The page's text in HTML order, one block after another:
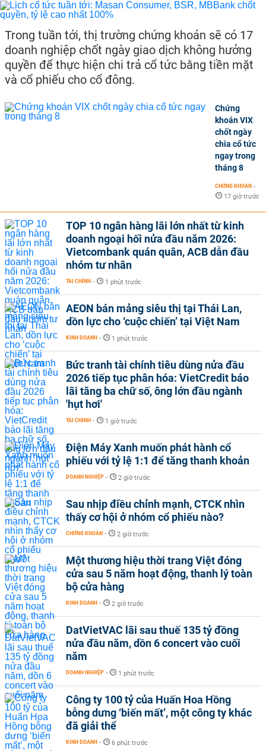
Trong tuần tới, thị trường chứng khoán sẽ có 17
doanh nghiệp chốt ngày giao dịch không hưởng
quyền để thực hiện chi trả cổ tức bằng tiền mặt
và cổ phiếu cho cổ đông.
Chứng
khoán VIX
chốt ngày
chia cổ tức
ngay trong
tháng 8
CHỨNG KHOÁN -
17 giờ trước
TOP 10 ngân hàng lãi lớn nhất từ kinh
doanh ngoại hối nửa đầu năm 2026:
Vietcombank quán quân, ACB dẫn đầu
nhóm tư nhân
TÀI CHÍNH - 1 phút trước
AEON bán mảng siêu thị tại Thái Lan,
dồn lực cho ‘cuộc chiến’ tại Việt Nam
KINH DOANH - 1 phút trước
Bức tranh tài chính tiêu dùng nửa đầu
2026 tiếp tục phân hóa: VietCredit báo
lãi tăng ba chữ số, ông lớn đầu ngành
'hụt hơi'
TÀI CHÍNH - 1 giờ trước
Điện Máy Xanh muốn phát hành cổ
phiếu với tỷ lệ 1:1 để tăng thanh khoản
DOANH NGHIỆP - 2 giờ trước
Sau nhịp điều chỉnh mạnh, CTCK nhìn
thấy cơ hội ở nhóm cổ phiếu nào?
CHỨNG KHOÁN - 2 giờ trước
Một thương hiệu thời trang Việt đóng
cửa sau 5 năm hoạt động, thanh lý toàn
bộ cửa hàng
KINH DOANH - 2 giờ trước
DatVietVAC lãi sau thuế 135 tỷ đồng
nửa đầu năm, dồn 6 concert vào cuối
năm
DOANH NGHIỆP - 1 phút trước
Công ty 100 tỷ của Huấn Hoa Hồng
bỗng dưng ‘biến mất’, một công ty khác
đã giải thể
KINH DOANH - 6 phút trước